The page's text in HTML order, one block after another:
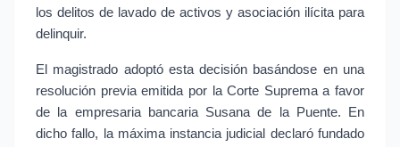
los delitos de lavado de activos y asociación ilícita para
delinquir.
El magistrado adoptó esta decisión basándose en una
resolución previa emitida por la Corte Suprema a favor
de la empresaria bancaria Susana de la Puente. En
dicho fallo, la máxima instancia judicial declaró fundado